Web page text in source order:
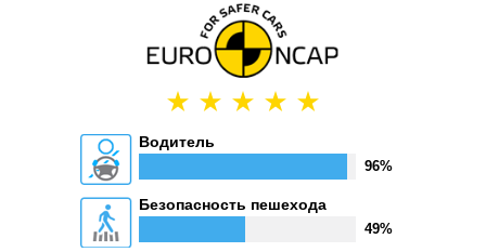
Водитель
96%
Безопасность пешехода
49%